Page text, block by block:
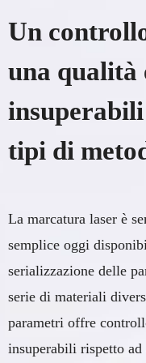
Un
una qualità
tipi di
La marcatura laser è
semplice oggi
serializzazione delle
serie di materiali
parametri offre
insuperabili rispetto